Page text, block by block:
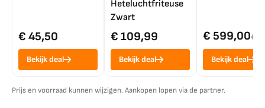
€ 45,50
Bekijk deal
Heteluchtfriteuse
Zwart
€ 109,99
Bekijk deal
€ 599,00€
Bekijk deal
Prijs en voorraad kunnen wijzigen. Aankopen lopen via de partner.